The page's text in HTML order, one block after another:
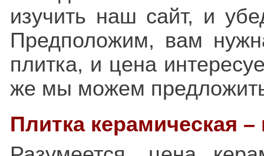
изучить наш сайт, и
Предположим, вам
плитка, и цена
же мы можем
Плитка керамическая